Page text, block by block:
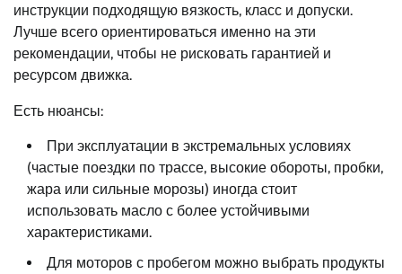
инструкции подходящую вязкость, класс и допуски.
Лучше всего ориентироваться именно на эти
рекомендации, чтобы не рисковать гарантией и
ресурсом движка.
Есть нюансы:
При эксплуатации в экстремальных условиях
(частые поездки по трассе, высокие обороты, пробки,
жара или сильные морозы) иногда стоит
использовать масло с более устойчивыми
характеристиками.
Для моторов с пробегом можно выбрать продукты